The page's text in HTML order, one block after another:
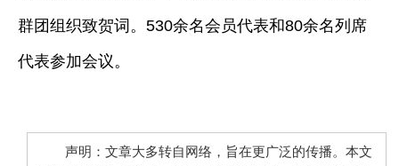
群团组织致贺词。530余名会员代表和80余名列席
代表参加会议。
声明：文章大多转自网络，旨在更广泛的传播。本文